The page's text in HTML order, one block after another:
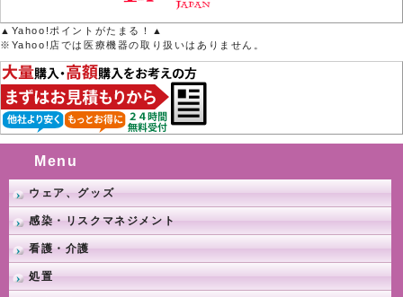
▲Yahoo!ポイントがたまる！▲
※Yahoo!店では医療機器の取り扱いはありません。
Menu
ウェア、グッズ
感染・リスクマネジメント
看護・介護
処置